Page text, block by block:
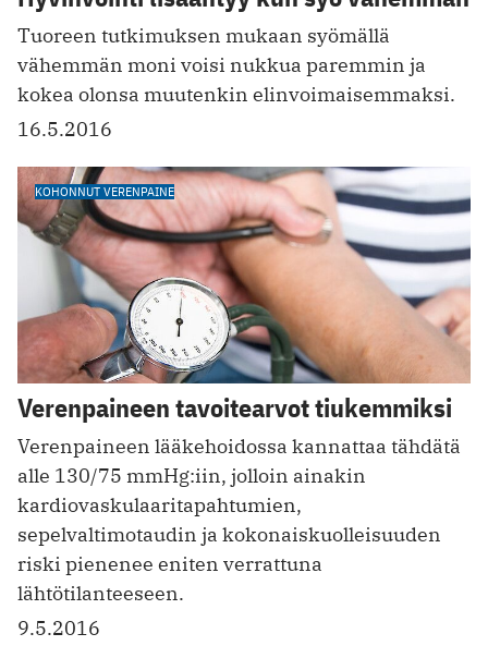
Tuoreen tutkimuksen mukaan syömällä
vähemmän moni voisi nukkua paremmin ja
kokea olonsa muutenkin elinvoimaisemmaksi.
16.5.2016
KOHONNUT VERENPAINE
Verenpaineen tavoitearvot tiukemmiksi
Verenpaineen lääkehoidossa kannattaa tähdätä
alle 130/75 mmHg:iin, jolloin ainakin
kardiovaskulaaritapahtumien,
sepelvaltimotaudin ja kokonaiskuolleisuuden
riski pienenee eniten verrattuna
lähtötilanteeseen.
9.5.2016